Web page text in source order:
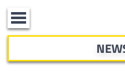
Toggle
navigation